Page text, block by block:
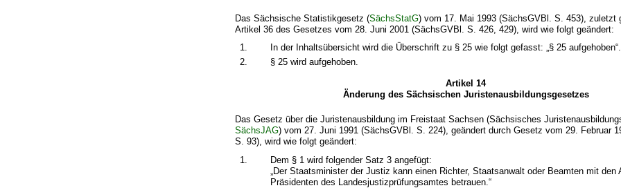
Das Sächsische Statistikgesetz (SächsStatG) vom 17. Mai 1993 (SächsGVBl. S. 453), zuletzt
Artikel 36 des Gesetzes vom 28. Juni 2001 (SächsGVBl. S. 426, 429), wird wie folgt geändert:
1.
In der Inhaltsübersicht wird die Überschrift zu § 25 wie folgt gefasst: „§ 25 aufgehoben“.
2.
§ 25 wird aufgehoben.
Artikel 14
Änderung des Sächsischen Juristenausbildungsgesetzes
Das Gesetz über die Juristenausbildung im Freistaat Sachsen (Sächsisches
SächsJAG) vom 27. Juni 1991 (SächsGVBl. S. 224), geändert durch Gesetz vom 29. Februar
S. 93), wird wie folgt geändert:
1.
Dem § 1 wird folgender Satz 3 angefügt:
„Der Staatsminister der Justiz kann einen Richter, Staatsanwalt oder Beamten mit den
Präsidenten des Landesjustizprüfungsamtes betrauen.“